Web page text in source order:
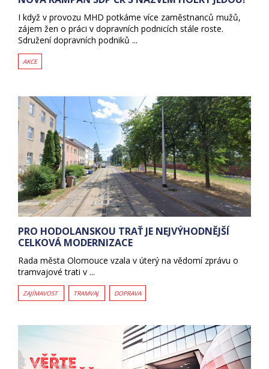
I když v provozu MHD potkáme více zaměstnanců mužů,
zájem žen o práci v dopravních podnicích stále roste.
Sdružení dopravních podniků ...
AKCE
PRO HODOLANSKOU TRAŤ JE NEJVÝHODNĚJŠÍ
CELKOVÁ MODERNIZACE
Rada města Olomouce vzala v úterý na vědomí zprávu o
tramvajové trati v ...
ZAJÍMAVOST TRAMVAJ DOPRAVA